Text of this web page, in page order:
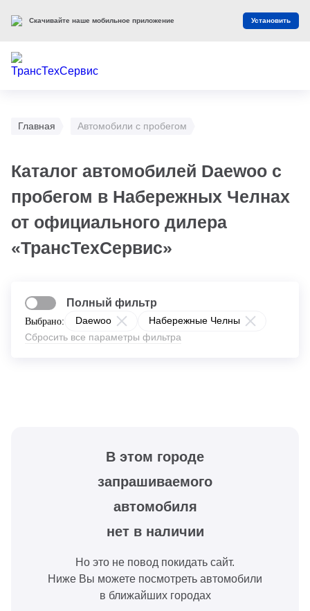
Главная Автомобили с пробегом
Каталог автомобилей Daewoo с
пробегом в Набережных Челнах
от официального дилера
«ТрансТехСервис»
Выбрано: Daewoo
Набережные Челны
Сбросить все параметры фильтра
Полный фильтр
В этом городе
запрашиваемого
автомобиля
нет в наличии
Но это не повод покидать сайт.
Ниже Вы можете посмотреть автомобили
в ближайших городах
Скачивайте наше мобильное приложение Установить